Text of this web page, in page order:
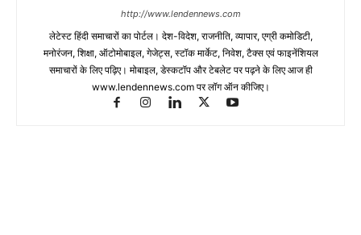
http://www.lendennews.com
लेटेस्ट हिंदी समाचारों का पोर्टल। देश-विदेश, राजनीति, व्यापार, एग्री कमोडिटी,
मनोरंजन, शिक्षा, ऑटोमोबाइल, गेजेट्स, स्टॉक मार्केट, निवेश, टैक्स एवं फाइनेंशियल
समाचारों के लिए पढ़िए। मोबाइल, डेस्कटॉप और टेबलेट पर पढ़ने के लिए आज ही
www.lendennews.com पर लॉग ऑन कीजिए।